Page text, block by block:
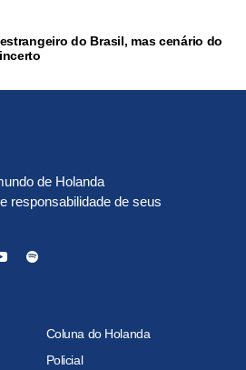
do Brasil, mas cenário do
de Holanda
responsabilidade de seus
Coluna do Holanda
Policial